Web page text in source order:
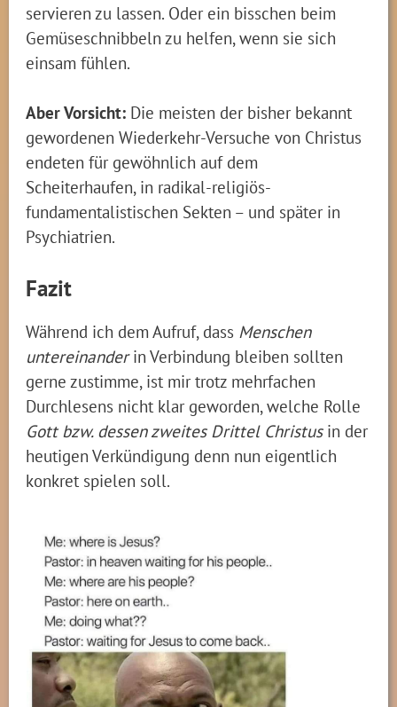
servieren zu lassen. Oder ein bisschen beim
Gemüseschnibbeln zu helfen, wenn sie sich
einsam fühlen.
Aber Vorsicht: Die meisten der bisher bekannt
gewordenen Wiederkehr-Versuche von Christus
endeten für gewöhnlich auf dem
Scheiterhaufen, in radikal-religiös-
fundamentalistischen Sekten – und später in
Psychiatrien.
Fazit
Während ich dem Aufruf, dass Menschen
untereinanderin Verbindung bleiben sollten
gerne zustimme, ist mir trotz mehrfachen
Durchlesens nicht klar geworden, welche Rolle
Gott bzw. dessen zweites Drittel Christus in der
heutigen Verkündigung denn nun eigentlich
konkret spielen soll.